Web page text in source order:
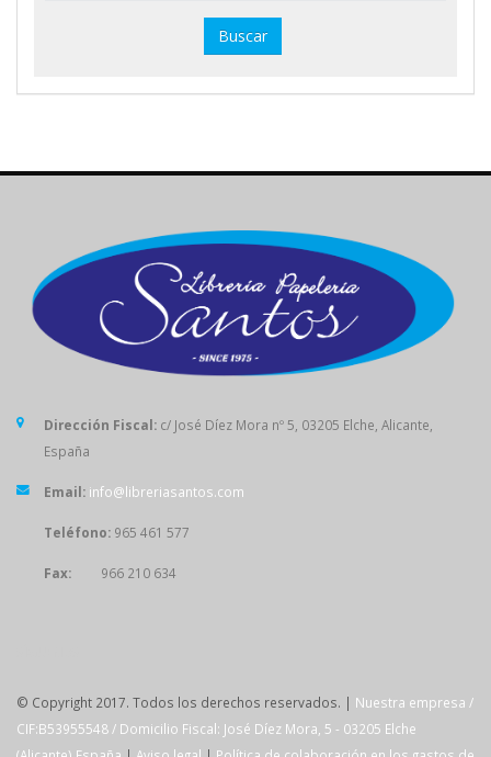
Dirección Fiscal: c/ José Díez Mora nº 5, 03205 Elche, Alicante,
España
Email: info@libreriasantos.com
Teléfono: 965 461 577
Fax: 966 210 634
© Copyright 2017. Todos los derechos reservados. | Nuestra empresa /
CIF:B53955548 / Domicilio Fiscal: José Díez Mora, 5 - 03205 Elche